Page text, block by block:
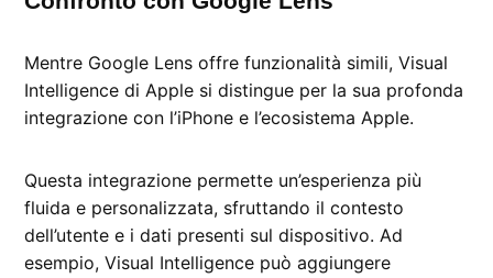
Mentre Google Lens offre funzionalità simili, Visual
Intelligence di Apple si distingue per la sua profonda
integrazione con l’iPhone e l’ecosistema Apple.
Questa integrazione permette un’esperienza più
fluida e personalizzata, sfruttando il contesto
dell’utente e i dati presenti sul dispositivo. Ad
esempio, Visual Intelligence può aggiungere